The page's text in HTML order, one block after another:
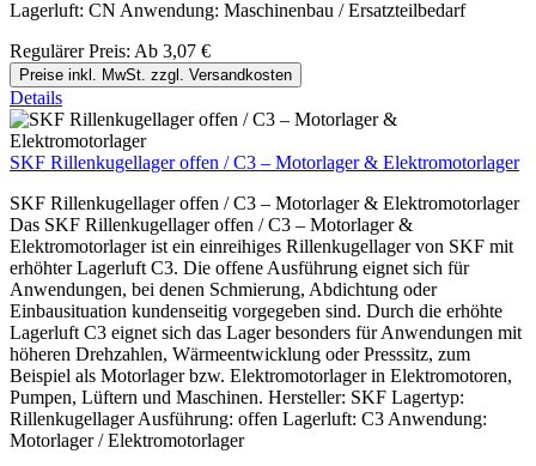
Lagerluft: CN Anwendung: Maschinenbau / Ersatzteilbedarf
Regulärer Preis: Ab 3,07 €
Preise inkl. MwSt. zzgl. Versandkosten
Details
SKF Rillenkugellager offen / C3 – Motorlager & Elektromotorlager
SKF Rillenkugellager offen / C3 – Motorlager & Elektromotorlager
Das SKF Rillenkugellager offen / C3 – Motorlager &
Elektromotorlager ist ein einreihiges Rillenkugellager von SKF mit
erhöhter Lagerluft C3. Die offene Ausführung eignet sich für
Anwendungen, bei denen Schmierung, Abdichtung oder
Einbausituation kundenseitig vorgegeben sind. Durch die erhöhte
Lagerluft C3 eignet sich das Lager besonders für Anwendungen mit
höheren Drehzahlen, Wärmeentwicklung oder Presssitz, zum
Beispiel als Motorlager bzw. Elektromotorlager in Elektromotoren,
Pumpen, Lüftern und Maschinen. Hersteller: SKF Lagertyp:
Rillenkugellager Ausführung: offen Lagerluft: C3 Anwendung:
Motorlager / Elektromotorlager